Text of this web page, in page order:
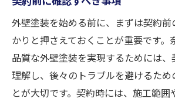
外壁塗装を始める前に、まずは契約前
かりと押さえておくことが重要です。
品質な外壁塗装を実現するためには、
理解し、後々のトラブルを避けるため
とが大切です。契約時には、施工範囲